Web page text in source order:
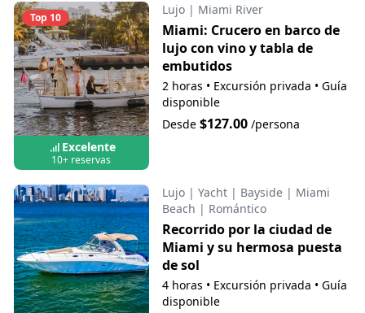
Top 10
Excelente
10+ reservas
Lujo | Miami River
Miami: Crucero en barco de
lujo con vino y tabla de
embutidos
2 horas • Excursión privada • Guía
disponible
Desde $127.00/persona
Lujo | Yacht | Bayside | Miami
Beach | Romántico
Recorrido por la ciudad de
Miami y su hermosa puesta
de sol
4 horas • Excursión privada • Guía
disponible